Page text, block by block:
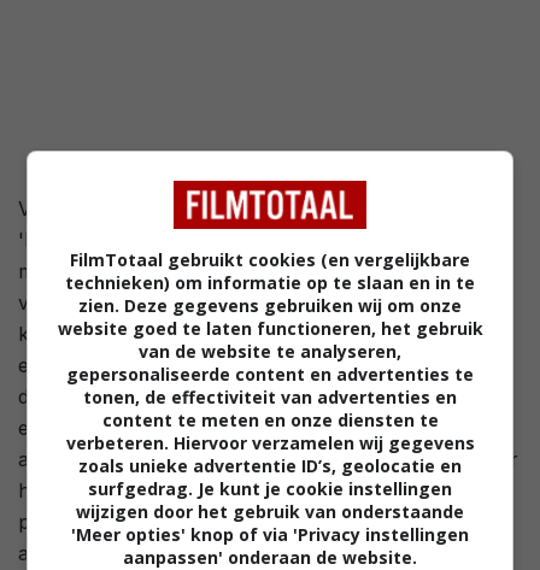
Verzameling van drie Aziatische spookverhalen. In
'Memories' verdwijnt de vrouw van Sung-Min op
mysterieuze wijze. Bovendien heeft Sung-Min last van
vreemde herinneringen die steeds weer naar boven
komen. Ondertussen ontwaakt Sung-Mins vrouw in
een voor haar onbekende omgeving en probeert ze
de weg naar huis te vinden. In 'The Wheel' probeert
een leider van een khon-tempel-dansgroep zijn
aanzien te verhogen met een Thaise theaterpop. Maar
hij onderschat de vloek die aan deze traditionele
poppen verbonden is. In 'Coming Home' gaat een
alleenstaande politieagent op zoek naar zijn vermiste
FilmTotaal gebruikt cookies (en vergelijkbare
technieken) om informatie op te slaan en in te
zien. Deze gegevens gebruiken wij om onze
website goed te laten functioneren, het gebruik
van de website te analyseren,
gepersonaliseerde content en advertenties te
tonen, de effectiviteit van advertenties en
content te meten en onze diensten te
verbeteren. Hiervoor verzamelen wij gegevens
zoals unieke advertentie ID’s, geolocatie en
surfgedrag. Je kunt je cookie instellingen
wijzigen door het gebruik van onderstaande
'Meer opties' knop of via 'Privacy instellingen
aanpassen' onderaan de website.